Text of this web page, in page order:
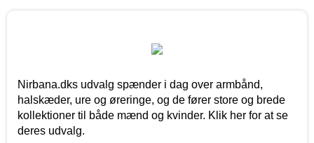
Nirbana.dks udvalg spænder i dag over armbånd,
halskæder, ure og øreringe, og de fører store og brede
kollektioner til både mænd og kvinder. Klik her for at se
deres udvalg.